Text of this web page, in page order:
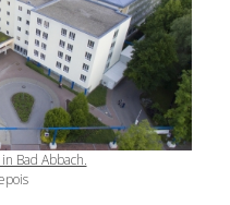
Bad Abbach.